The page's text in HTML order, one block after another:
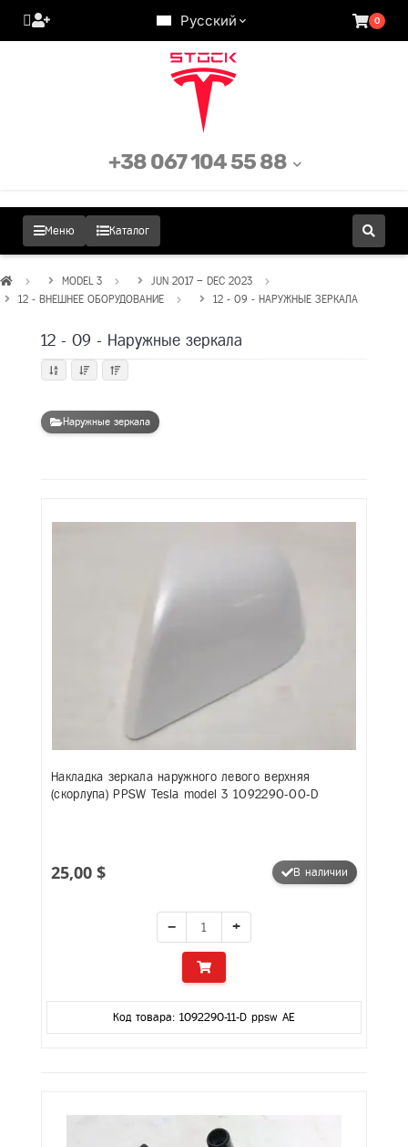
Русский 0
Меню Каталог
+38 067 104 55 88
MODEL 3
JUN 2017 – DEC 2023
12 - ВНЕШНЕЕ ОБОРУДОВАНИЕ
12 - 09 - НАРУЖНЫЕ ЗЕРКАЛА
12 - 09 - Наружные зеркала
Наружные зеркала
Накладка зеркала наружного левого верхняя
(скорлупа) PPSW Tesla model 3 1092290-00-D
25,00 $ В наличии
− +
Код товара: 1092290-11-D ppsw AE